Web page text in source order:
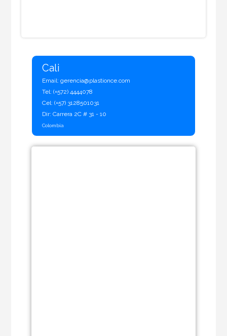
Cali
Email: gerencia@plastionce.com
Tel: (+572) 4444078
Cel: (+57) 3128501031
Dir: Carrera 2C # 31 - 10
Colombia